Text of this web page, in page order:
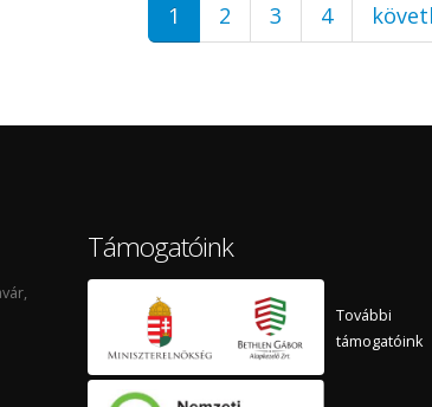
1 2 3 4
Támogatóink
További
támogatóink